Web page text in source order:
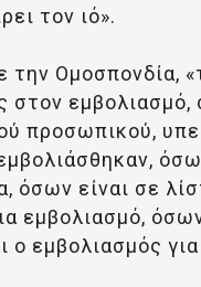
τον ιό».
την Ομοσπονδία,
στον εμβολιασμό,
προσωπικού,
όσων είναι σε
εμβολιασμό,
ο εμβολιασμός